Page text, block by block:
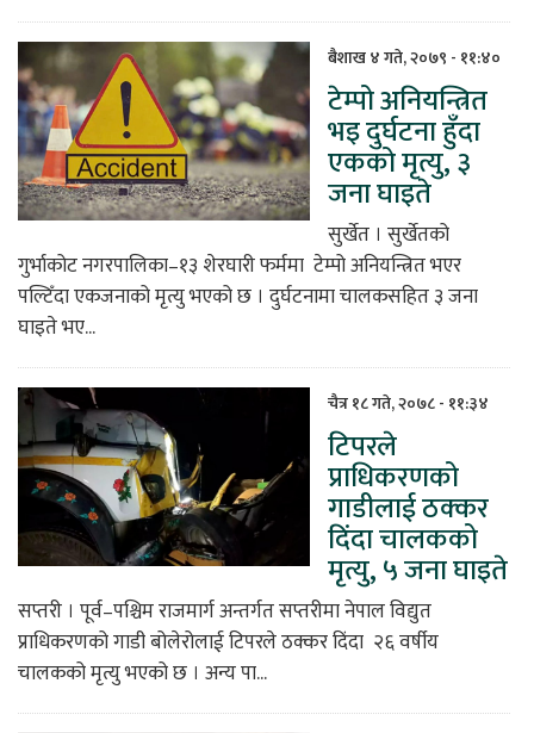
बैशाख ४ गते, २०७९ - ११:४०
टेम्पो अनियन्त्रित
भइ दुर्घटना हुँदा
एकको मृत्यु, ३
जना घाइते
सुर्खेत​ । सुर्खेतको
गुर्भाकोट नगरपालिका–१३ शेरघारी फर्ममा टेम्पो अनियन्त्रित भएर
पल्टिँदा एकजनाको मृत्यु भएको छ । दुर्घटनामा चालकसहित ३ जना
घाइते भए...
चैत्र १८ गते, २०७८ - ११:३४
टिपरले
प्राधिकरणको
गाडीलाई ठक्कर
दिंदा चालकको
मृत्यु, ५ जना घाइते
सप्तरी । पूर्व–पश्चिम राजमार्ग अन्तर्गत सप्तरीमा नेपाल विद्युत
प्राधिकरणको गाडी बोलेरोलाई टिपरले ठक्कर दिंदा २६ वर्षीय
चालकको मृत्यु भएको छ । अन्य पा...